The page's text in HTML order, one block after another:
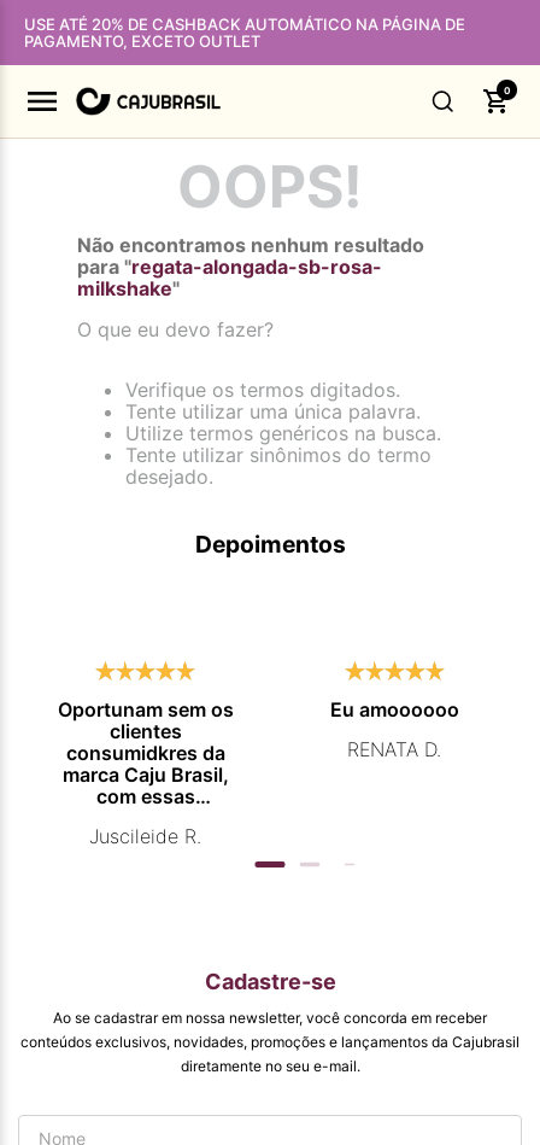
USE ATÉ 20% DE CASHBACK AUTOMÁTICO NA PÁGINA DE
PAGAMENTO, EXCETO OUTLET
0
OOPS!
Não encontramos nenhum resultado
para "regata-alongada-sb-rosa-
milkshake"
O que eu devo fazer?
Verifique os termos digitados.
Tente utilizar uma única palavra.
Utilize termos genéricos na busca.
Tente utilizar sinônimos do termo
desejado.
Depoimentos
Oportunam sem os
clientes
consumidkres da
marca Caju Brasil,
com essas
promocionais de
qualidade que vcs
entregam. Parabéns
#
pormaiscampanhaspromorcionais.
Juscileide R.
Eu amoooooo
RENATA D.
Cadastre-se
Ao se cadastrar em nossa newsletter, você concorda em receber
conteúdos exclusivos, novidades, promoções e lançamentos da Cajubrasil
diretamente no seu e-mail.